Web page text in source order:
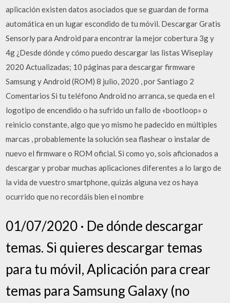
aplicación existen datos asociados que se guardan de forma
automática en un lugar escondido de tu móvil. Descargar Gratis
Sensorly para Android para encontrar la mejor cobertura 3g y
4g ¿Desde dónde y cómo puedo descargar las listas Wiseplay
2020 Actualizadas; 10 páginas para descargar firmware
Samsung y Android (ROM) 8 julio, 2020 , por Santiago 2
Comentarios Si tu teléfono Android no arranca, se queda en el
logotipo de encendido o ha sufrido un fallo de «bootloop» o
reinicio constante, algo que yo mismo he padecido en múltiples
marcas , probablemente la solución sea flashear o instalar de
nuevo el firmware o ROM oficial. Si como yo, sois aficionados a
descargar y probar muchas aplicaciones diferentes a lo largo de
la vida de vuestro smartphone, quizás alguna vez os haya
ocurrido que no recordáis bien el nombre
01/07/2020 · De dónde descargar
temas. Si quieres descargar temas
para tu móvil, Aplicación para crear
temas para Samsung Galaxy (no